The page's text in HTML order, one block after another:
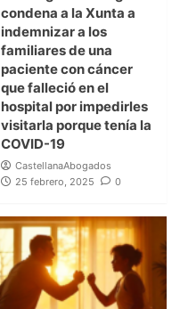
condena a la Xunta a
indemnizar a los
familiares de una
paciente con cáncer
que falleció en el
hospital por impedirles
visitarla porque tenía la
COVID-19
CastellanaAbogados
25 febrero, 2025
0